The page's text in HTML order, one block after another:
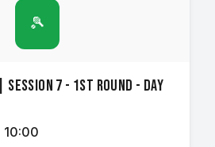
🎾
7 - 1st Round - Day
10:00